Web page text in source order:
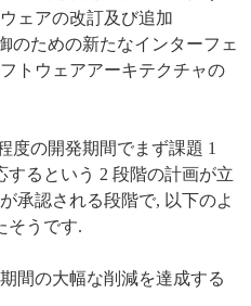
ェアの改訂及び追加
のための新たなインターフェ
トウェアアーキテクチャの
度の開発期間でまず課題 1
するという 2 段階の計画が立
承認される段階で, 以下のよ
そうです.
間の大幅な削減を達成する